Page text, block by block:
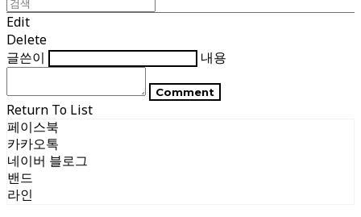
Edit
Delete
글쓴이
내용
Comment
Return To List
페이스북
카카오톡
네이버 블로그
밴드
라인